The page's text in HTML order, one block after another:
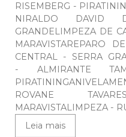
RISEMBERG -
NIRALDO DAVID
GRANDELIMPEZA DE
MARAVISTAREPARO
CENTRAL - SERRA
- ALMIRANTE
ROVANE
MARAVISTALIMPEZA -
Leia mais